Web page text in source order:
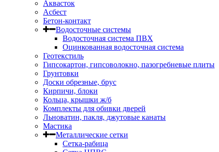
Аквасток
Асбест
Бетон-контакт
Водосточные системы
Водосточная система ПВХ
Оцинкованная водосточная система
Геотекстиль
Гипсокартон, гипсоволокно, пазогребневые плиты
Грунтовки
Доски обрезные, брус
Кирпичи, блоки
Кольца, крышки ж/б
Комплекты для обивки дверей
Льноватин, пакля, джутовые канаты
Мастика
Металлические сетки
Сетка-рабица